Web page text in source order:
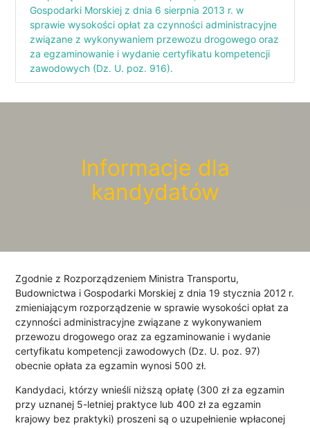
Gospodarki Morskiej z dnia 6 sierpnia 2013 r. w
sprawie wysokości opłat za czynności administracyjne
związane z wykonywaniem przewozu drogowego oraz
za egzaminowanie i wydanie certyfikatu kompetencji
zawodowych (Dz. U. poz. 916).
Informacje dla
kandydatów
Zgodnie z Rozporządzeniem Ministra Transportu,
Budownictwa i Gospodarki Morskiej z dnia 19 stycznia 2012 r.
zmieniającym rozporządzenie w sprawie wysokości opłat za
czynności administracyjne związane z wykonywaniem
przewozu drogowego oraz za egzaminowanie i wydanie
certyfikatu kompetencji zawodowych (Dz. U. poz. 97)
obecnie opłata za egzamin wynosi 500 zł.
Kandydaci, którzy wnieśli niższą opłatę (300 zł za egzamin
przy uznanej 5-letniej praktyce lub 400 zł za egzamin
krajowy bez praktyki) proszeni są o uzupełnienie wpłaconej